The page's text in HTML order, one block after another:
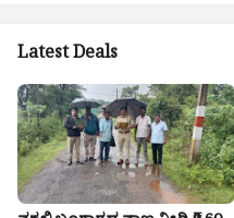
Latest Deals